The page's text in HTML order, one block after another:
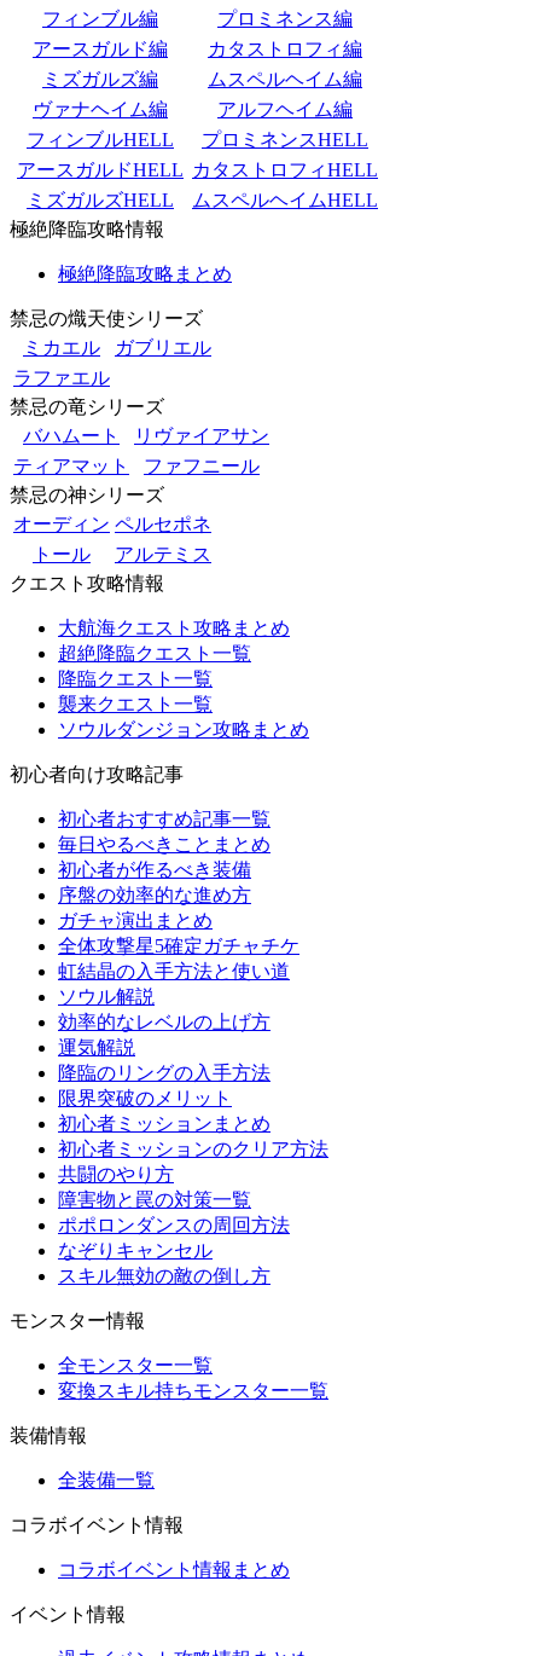
フィンブル編
プロミネンス編
アースガルド編
カタストロフィ編
ミズガルズ編
ムスペルヘイム編
ヴァナヘイム編
アルフヘイム編
フィンブルHELL
プロミネンスHELL
アースガルドHELL カタストロフィHELL
ミズガルズHELL
ムスペルヘイムHELL
極絶降臨攻略情報
極絶降臨攻略まとめ
禁忌の熾天使シリーズ
ミカエル
ガブリエル
ラファエル
禁忌の竜シリーズ
バハムート
リヴァイアサン
ティアマット
ファフニール
禁忌の神シリーズ
オーディン ペルセポネ
トール
アルテミス
クエスト攻略情報
大航海クエスト攻略まとめ
超絶降臨クエスト一覧
降臨クエスト一覧
襲来クエスト一覧
ソウルダンジョン攻略まとめ
初心者向け攻略記事
初心者おすすめ記事一覧
毎日やるべきことまとめ
初心者が作るべき装備
序盤の効率的な進め方
ガチャ演出まとめ
全体攻撃星5確定ガチャチケ
虹結晶の入手方法と使い道
ソウル解説
効率的なレベルの上げ方
運気解説
降臨のリングの入手方法
限界突破のメリット
初心者ミッションまとめ
初心者ミッションのクリア方法
共闘のやり方
障害物と罠の対策一覧
ポポロンダンスの周回方法
なぞりキャンセル
スキル無効の敵の倒し方
モンスター情報
全モンスター一覧
変換スキル持ちモンスター一覧
装備情報
全装備一覧
コラボイベント情報
コラボイベント情報まとめ
イベント情報